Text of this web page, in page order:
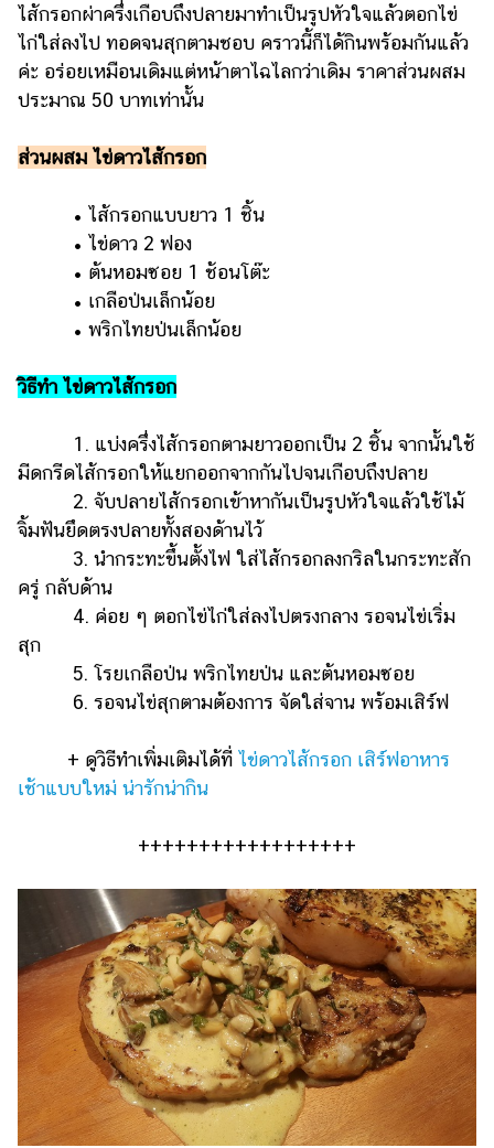
ไส้กรอกผ่าครึ่งเกือบถึงปลายมาทำเป็นรูปหัวใจแล้วตอกไข่
ไก่ใส่ลงไป ทอดจนสุกตามชอบ คราวนี้ก็ได้กินพร้อมกันแล้ว
ค่ะ อร่อยเหมือนเดิมแต่หน้าตาไฉไลกว่าเดิม ราคาส่วนผสม
ประมาณ 50 บาทเท่านั้น
ส่วนผสม ไข่ดาวไส้กรอก
• ไส้กรอกแบบยาว 1 ชิ้น
• ไข่ดาว 2 ฟอง
• ต้นหอมซอย 1 ช้อนโต๊ะ
• เกลือป่นเล็กน้อย
• พริกไทยป่นเล็กน้อย
วิธีทำ ไข่ดาวไส้กรอก
1. แบ่งครึ่งไส้กรอกตามยาวออกเป็น 2 ชิ้น จากนั้นใช้
มีดกรีดไส้กรอกให้แยกออกจากกันไปจนเกือบถึงปลาย
2. จับปลายไส้กรอกเข้าหากันเป็นรูปหัวใจแล้วใช้ไม้
จิ้มฟันยึดตรงปลายทั้งสองด้านไว้
3. นำกระทะขึ้นตั้งไฟ ใส่ไส้กรอกลงกริลในกระทะสัก
ครู่ กลับด้าน
4. ค่อย ๆ ตอกไข่ไก่ใส่ลงไปตรงกลาง รอจนไข่เริ่ม
สุก
5. โรยเกลือป่น พริกไทยป่น และต้นหอมซอย
6. รอจนไข่สุกตามต้องการ จัดใส่จาน พร้อมเสิร์ฟ
+ ดูวิธีทำเพิ่มเติมได้ที่ ไข่ดาวไส้กรอก เสิร์ฟอาหาร
เช้าแบบใหม่ น่ารักน่ากิน
++++++++++++++++++